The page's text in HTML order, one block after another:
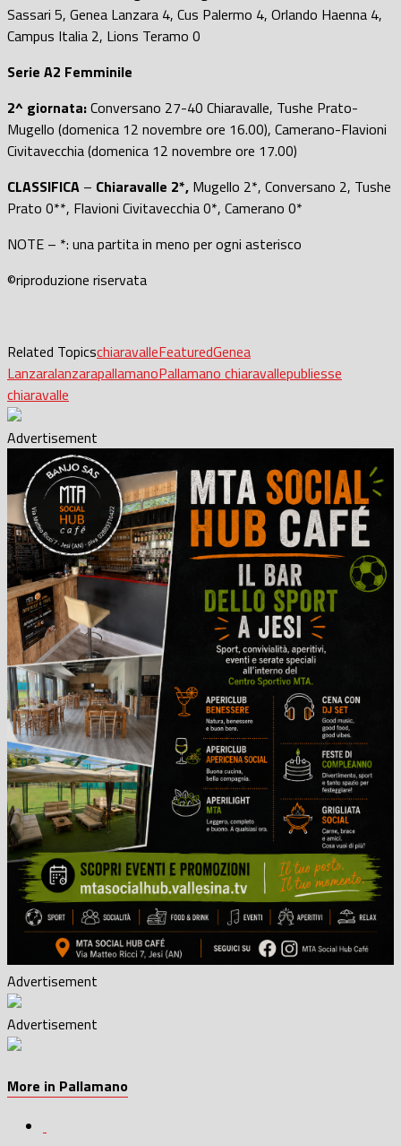
Sassari 5, Genea Lanzara 4, Cus Palermo 4, Orlando Haenna 4,
Campus Italia 2, Lions Teramo 0
Serie A2 Femminile
2^ giornata:Conversano 27-40 Chiaravalle, Tushe Prato-
Mugello (domenica 12 novembre ore 16.00), Camerano-Flavioni
Civitavecchia (domenica 12 novembre ore 17.00)
CLASSIFICA – Chiaravalle 2*, Mugello 2*, Conversano 2, Tushe
Prato 0**, Flavioni Civitavecchia 0*, Camerano 0*
NOTE – *: una partita in meno per ogni asterisco
©riproduzione riservata
Related TopicschiaravalleFeaturedGenea
LanzaralanzarapallamanoPallamano chiaravallepubliesse
chiaravalle
Advertisement
Advertisement
Advertisement
More in Pallamano